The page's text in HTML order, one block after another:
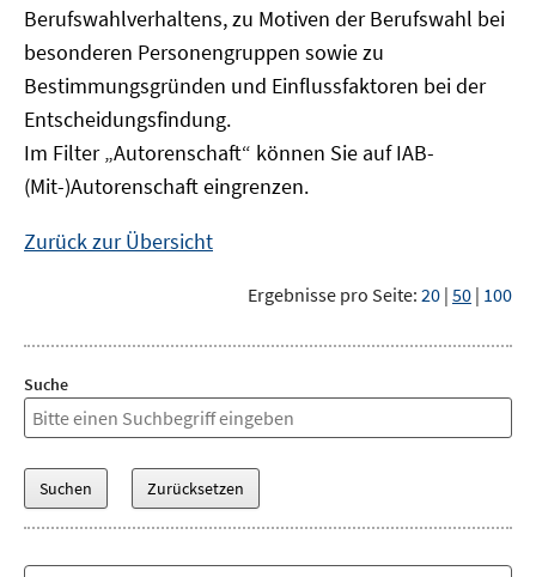
Berufswahlverhaltens, zu Motiven der Berufswahl bei
besonderen Personengruppen sowie zu
Bestimmungsgründen und Einflussfaktoren bei der
Entscheidungsfindung.
Im Filter „Autorenschaft“ können Sie auf IAB-
(Mit-)Autorenschaft eingrenzen.
Zurück zur Übersicht
Ergebnisse pro Seite: 20 | 50 | 100
Suche